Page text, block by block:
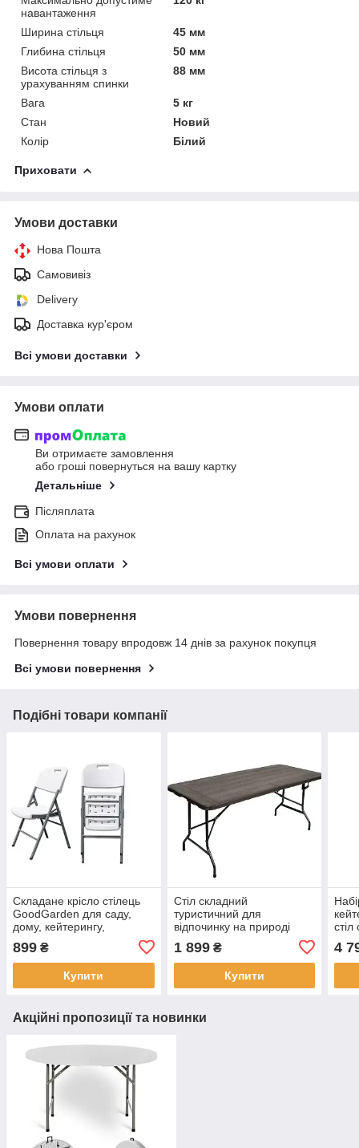
навантаження
Ширина стільця
45 мм
Глибина стільця
50 мм
Висота стільця з
урахуванням спинки
88 мм
Вага
5 кг
Стан
Новий
Колір
Білий
Приховати
Умови доставки
Нова Пошта
Самовивіз
Delivery
Доставка кур'єром
Всі умови доставки
Умови оплати
Ви отримаєте замовлення
або гроші повернуться на вашу картку
Детальніше
Післяплата
Оплата на рахунок
Всі умови оплати
Умови повернення
Повернення товару впродовж 14 днів за рахунок покупця
Всі умови повернення
Подібні товари компанії
Складане крісло стілець
GoodGarden для саду,
дому, кейтерингу,
899 ₴
Купити
Стіл складний
туристичний для
відпочинку на природі
GoodGarden 180 х 70 см
коричневий імітація
дерева
1 899₴
Купити
2
4
Акційні пропозиції та новинки